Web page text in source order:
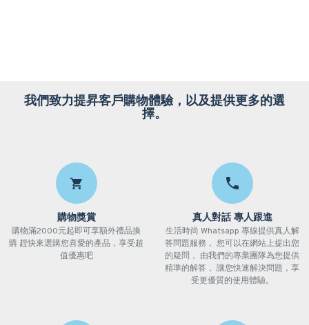
我們致力提昇客戶購物體驗，以及提供更多的選
擇。
購物獎賞
購物滿2000元起即可享額外禮品換
購 趕快來選購您喜愛的產品，享受超
值優惠吧
真人對話 專人跟進
生活時尚 Whatsapp 專線提供真人解
答問題服務， 您可以在網站上提出您
的疑問， 由我們的專業團隊為您提供
精準的解答， 讓您快速解決問題，享
受更優質的使用體驗。